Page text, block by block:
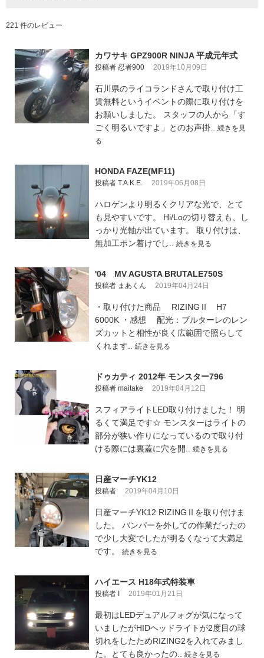
221 件のレビュー
カワサキ GPZ900R NINJA 平成元年式
投稿者 忍者900 2019年10月09日
石川県のライコランドさんで取り付け工
賃無料というイベントの際に取り付けを
お願いしました。 スタッフの人から「す
ごく明るいですよ」とのお声掛.. 続きを見
る
HONDA FAZE(MF11)
投稿者 T.A.K.E. 2019年06月08日
ハロゲンより明るくクリアな光で、とて
も見やすいです。 Hi/Loの切り替えも、し
っかり光軸が出ています。 取り付けは、
無加工ポン着けでし.. 続きを見る
'04 MV AGUSTA BRUTALE750S
投稿者 まあくん 2019年04月24日
・取り付けた商品 RIZINGⅡ H7
6000K ・感想 配光：ブルターレのレン
ズカットと相性が良く広範囲で照らして
くれます.. 続きを見る
ドゥカティ 2012年 モンスター796
投稿者 maitake 2019年04月12日
スフィアライトLED取り付けました！ 明
るくて満足です☆ モンスターはライトの
部分が狭い作りになっているので取り付
ける際には裏蓋に穴を開.. 続きを見る
日産マーチYK12
投稿者 2019年04月10日
日産マーチYK12 RIZINGⅡを取り付けま
した。 バンパーを外しての作業だったの
で少し大変でしたが明るくなって大満足
です。 続きを見る
ハイエース H18年式特装車
投稿者 I 2019年01月21日
最初はLEDデュアルフォグが気になって
いましたがHIDヘッドライトが2度目の球
切れをしたためRIZING2を入れてみまし
た。とても良かったの.. 続きを見る